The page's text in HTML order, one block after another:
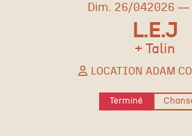
dimanche
Dim. 26/avril
042026
L.E.J
+ Talin
LOCATION ADAM
Terminé